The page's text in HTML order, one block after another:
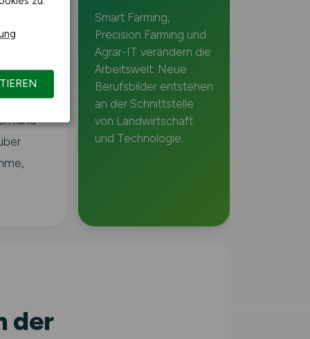
und
laut
hoch
rund
Smart Farming,
Precision Farming und
Agrar-IT verändern die
Arbeitswelt. Neue
Berufsbilder entstehen
an der Schnittstelle
von Landwirtschaft
und Technologie.
der